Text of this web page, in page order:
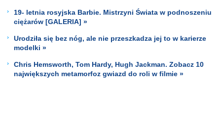
19- letnia rosyjska Barbie. Mistrzyni Świata w podnoszeniu
ciężarów [GALERIA] »
Urodziła się bez nóg, ale nie przeszkadza jej to w karierze
modelki »
Chris Hemsworth, Tom Hardy, Hugh Jackman. Zobacz 10
największych metamorfoz gwiazd do roli w filmie »